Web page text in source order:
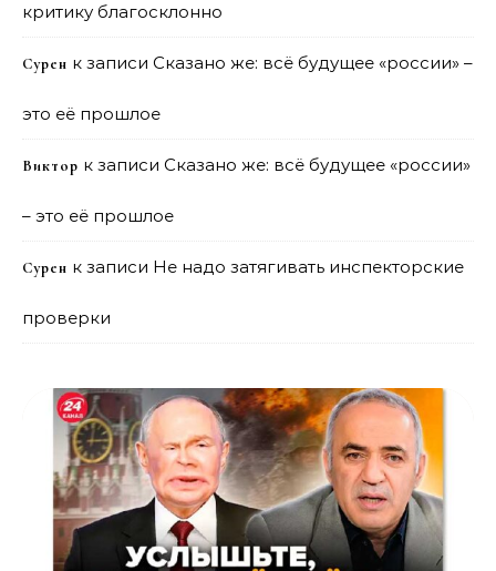
критику благосклонно
Сурен к записи Сказано же: всё будущее «россии» –
это её прошлое
Виктор к записи Сказано же: всё будущее «россии»
– это её прошлое
Сурен к записи Не надо затягивать инспекторские
проверки